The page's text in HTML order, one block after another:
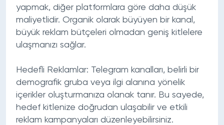
yapmak, diğer platformlara göre daha düşük
maliyetlidir. Organik olarak büyüyen bir kanal,
büyük reklam bütçeleri olmadan geniş kitlelere
ulaşmanızı sağlar.
Hedefli Reklamlar: Telegram kanalları, belirli bir
demografik gruba veya ilgi alanına yönelik
içerikler oluşturmanıza olanak tanır. Bu sayede,
hedef kitlenize doğrudan ulaşabilir ve etkili
reklam kampanyaları düzenleyebilirsiniz.